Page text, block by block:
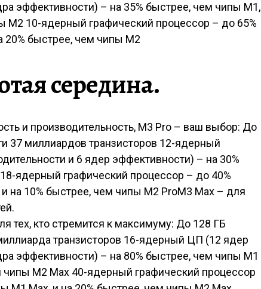
эффективности) – на 35% быстрее, чем чипы M1,
M2 10-ядерный графический процессор – до 65%
20% быстрее, чем чипы M2
середина.
и производительность, M3 Pro – ваш выбор: До
37 миллиардов транзисторов 12-ядерный
и 6 ядер эффективности) – на 30%
ядерный графический процессор – до 40%
на 10% быстрее, чем чипы M2 ProM3 Max – для
тех, кто стремится к максимуму: До 128 ГБ
транзисторов 16-ядерный ЦП (12 ядер
эффективности) – на 80% быстрее, чем чипы M1
чипы M2 Max 40-ядерный графический процессор